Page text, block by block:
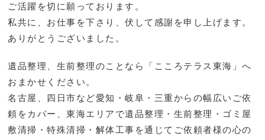
ご活躍を切に願っております。
私共に、お仕事を下さり、伏して感謝を申し上げます。
ありがとうございました。
遺品整理、生前整理のことなら「こころテラス東海」へ
おまかせください。
名古屋、四日市など愛知・岐阜・三重からの幅広いご依
頼をカバー、東海エリアで遺品整理・生前整理・ゴミ屋
敷清掃・特殊清掃・解体工事を通じてご依頼者様の心の